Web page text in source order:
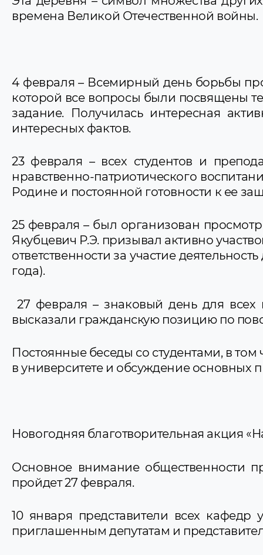
времена Великой Отечественной войны.
4 февраля – Всемирный день борьбы
которой все вопросы были посвящены
задание. Получилась интересная
интересных фактов.
23 февраля – всех студентов и
нравственно-патриотического
Родине и постоянной готовности к ее
25 февраля – был организован
Якубцевич Р.Э. призывал активно
ответственности за участие
года).
27 февраля – знаковый день для
высказали гражданскую позицию по
Постоянные беседы со студентами, в
в университете и обсуждение основных
Новогодняя благотворительная акция
Основное внимание общественности
пройдет 27 февраля.
10 января представители всех кафедр
приглашенным депутатам и